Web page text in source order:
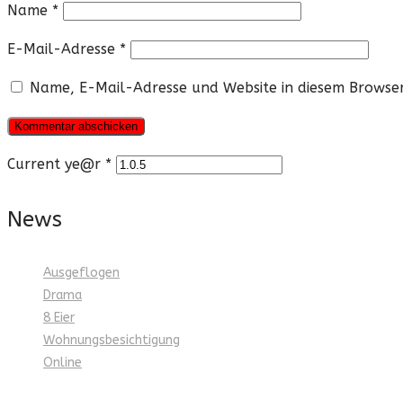
Name *
E-Mail-Adresse *
Name, E-Mail-Adresse und Website in diesem
Current ye@r *
News
Ausgeflogen
Drama
8 Eier
Wohnungsbesichtigung
Online